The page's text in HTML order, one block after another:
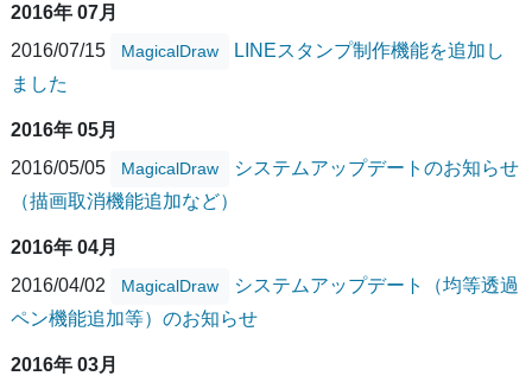
2016年 07月
2016/07/15
MagicalDraw
LINEスタンプ制作機能を追加し
ました
2016年 05月
2016/05/05
MagicalDraw
システムアップデートのお知らせ
（描画取消機能追加など）
2016年 04月
2016/04/02
MagicalDraw
システムアップデート（均等透過
ペン機能追加等）のお知らせ
2016年 03月